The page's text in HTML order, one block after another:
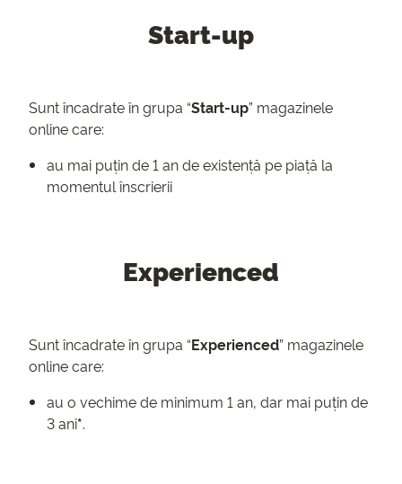
Start-up
Sunt încadrate în grupa “Start-up” magazinele
online care:
au mai puțin de 1 an de existență pe piață la
momentul înscrierii
Experienced
Sunt încadrate în grupa “Experienced” magazinele
online care:
au o vechime de minimum 1 an, dar mai puțin de
3 ani*.